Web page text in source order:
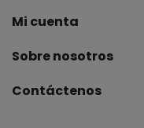
Mi cuenta
Sobre nosotros
Contáctenos